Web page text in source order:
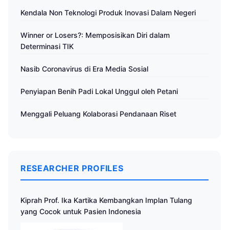
Kendala Non Teknologi Produk Inovasi Dalam Negeri
Winner or Losers?: Memposisikan Diri dalam
Determinasi TIK
Nasib Coronavirus di Era Media Sosial
Penyiapan Benih Padi Lokal Unggul oleh Petani
Menggali Peluang Kolaborasi Pendanaan Riset
RESEARCHER PROFILES
Kiprah Prof. Ika Kartika Kembangkan Implan Tulang
yang Cocok untuk Pasien Indonesia